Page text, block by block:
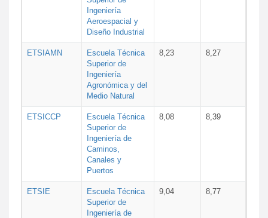
Ingeniería
Aeroespacial y
Diseño Industrial
ETSIAMN
Escuela Técnica
Superior de
Ingeniería
Agronómica y del
Medio Natural
8,23 8,27
ETSICCP
Escuela Técnica
Superior de
Ingeniería de
Caminos,
Canales y
Puertos
8,08 8,39
ETSIE
Escuela Técnica
Superior de
Ingeniería de
9,04 8,77